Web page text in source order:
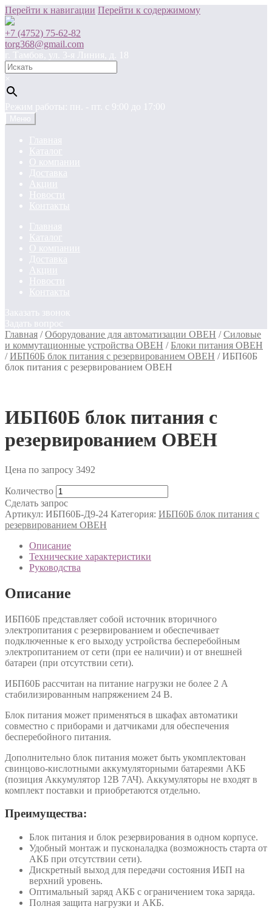
Перейти к навигации Перейти к содержимому
+7 (4752) 75-62-82
torg368@gmail.com
г. Тамбов, ул. 3-я Линия, д. 18
×
Режим работы: пн. - пт. c 9:00 до 17:00
Меню
Главная
Каталог
О компании
Доставка
Акции
Новости
Контакты
Главная
Каталог
О компании
Доставка
Акции
Новости
Контакты
Заказать звонок
Задать вопрос
Главная /Оборудование для автоматизации ОВЕН /Силовые
и коммутационные устройства ОВЕН /Блоки питания ОВЕН
/ИБП60Б блок питания с резервированием ОВЕН /ИБП60Б
блок питания с резервированием ОВЕН
ИБП60Б блок питания с
резервированием ОВЕН
Цена по запросу 3492
Количество
Сделать запрос
Артикул: ИБП60Б-Д9-24 Категория: ИБП60Б блок питания с
резервированием ОВЕН
Описание
Технические характеристики
Руководства
Описание
ИБП60Б представляет собой источник вторичного
электропитания с резервированием и обеспечивает
подключенные к его выходу устройства бесперебойным
электропитанием от сети (при ее наличии) и от внешней
батареи (при отсутствии сети).
ИБП60Б рассчитан на питание нагрузки не более 2 А
стабилизированным напряжением 24 В.
Блок питания может применяться в шкафах автоматики
совместно с приборами и датчиками для обеспечения
бесперебойного питания.
Дополнительно блок питания может быть укомплектован
свинцово-кислотными аккумуляторными батареями АКБ
(позиция Аккумулятор 12В 7АЧ). Аккумуляторы не входят в
комплект поставки и приобретаются отдельно.
Преимущества:
Блок питания и блок резервирования в одном корпусе.
Удобный монтаж и пусконаладка (возможность старта от
АКБ при отсутствии сети).
Дискретный выход для передачи состояния ИБП на
верхний уровень.
Оптимальный заряд АКБ с ограничением тока заряда.
Полная защита нагрузки и АКБ.